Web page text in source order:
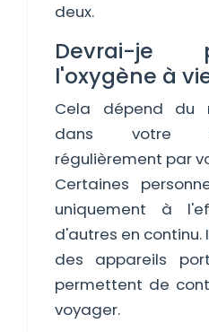
deux.
Devrai-je
l'oxygène à
Cela dépend du
dans votre
régulièrement par
Certaines
uniquement à
d'autres en continu.
des appareils
permettent de
voyager.